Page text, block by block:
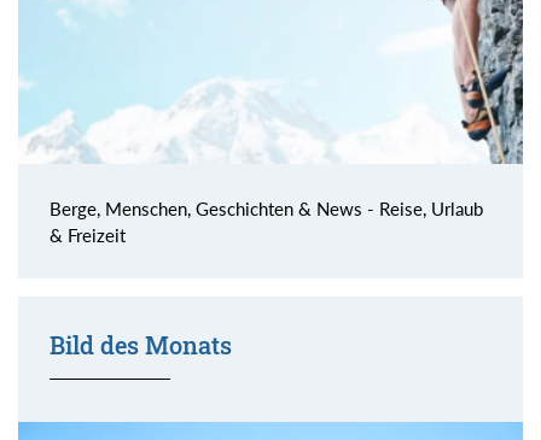
Berge, Menschen, Geschichten & News - Reise, Urlaub
& Freizeit
Bild des Monats